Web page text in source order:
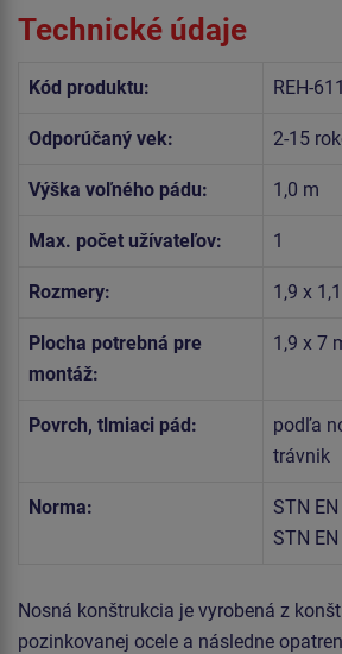
Technické údaje
Kód produktu: REH-
Odporúčaný vek: 2-15
Výška voľného pádu: 1,0 m
Max. počet užívateľov: 1
Rozmery: 1,9 x
Plocha potrebná pre
montáž:
1,9 x 7
Povrch, tlmiaci pád:
podľa
trávnik
Norma:
STN
STN
Nosná konštrukcia je vyrobená z
pozinkovanej ocele a následne